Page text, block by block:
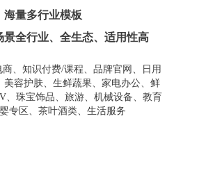
海量多行业模板
景全行业、全生态、适用性高
、知识付费/课程、品牌官网、日用
美容护肤、生鲜蔬果、家电办公、鲜
、珠宝饰品、旅游、机械设备、教育
专区、茶叶酒类、生活服务